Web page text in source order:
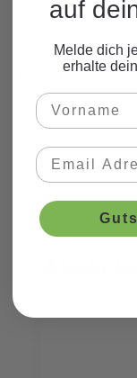
Beschreibung
auf
Melde dich
erhalte